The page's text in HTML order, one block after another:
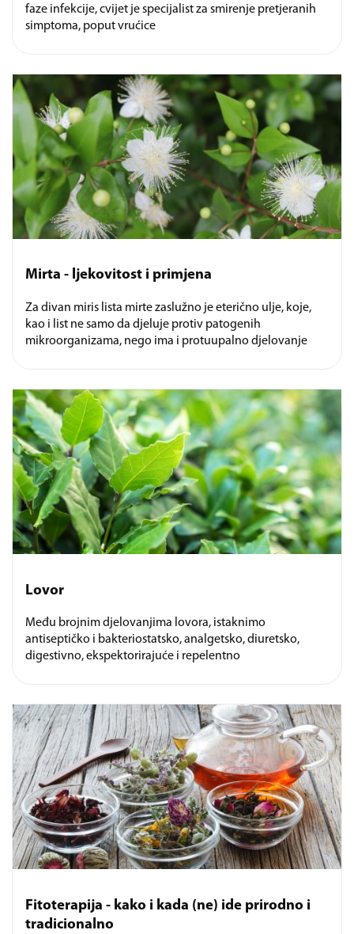
faze infekcije, cvijet je specijalist za smirenje pretjeranih
simptoma, poput vrućice
Mirta - ljekovitost i primjena
Za divan miris lista mirte zaslužno je eterično ulje, koje,
kao i list ne samo da djeluje protiv patogenih
mikroorganizama, nego ima i protuupalno djelovanje
Lovor
Među brojnim djelovanjima lovora, istaknimo
antiseptičko i bakteriostatsko, analgetsko, diuretsko,
digestivno, ekspektorirajuće i repelentno
Fitoterapija - kako i kada (ne) ide prirodno i
tradicionalno